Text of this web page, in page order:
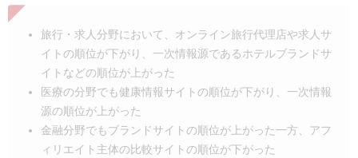
旅行・求人分野において、オンライン旅行代理店や求人サ
イトの順位が下がり、一次情報源であるホテルブランドサ
イトなどの順位が上がった
医療の分野でも健康情報サイトの順位が下がり、一次情報
源の順位が上がった
金融分野でもブランドサイトの順位が上がった一方、アフ
ィリエイト主体の比較サイトの順位が下がった